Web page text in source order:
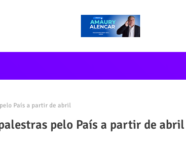
País a partir de abril
pelo País a partir de abril